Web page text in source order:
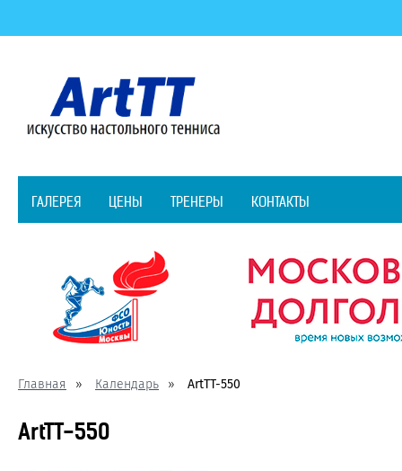
ГАЛЕРЕЯ ЦЕНЫ ТРЕНЕРЫ КОНТАКТЫ
Главная Календарь ArtTT-550
ArtTT-550